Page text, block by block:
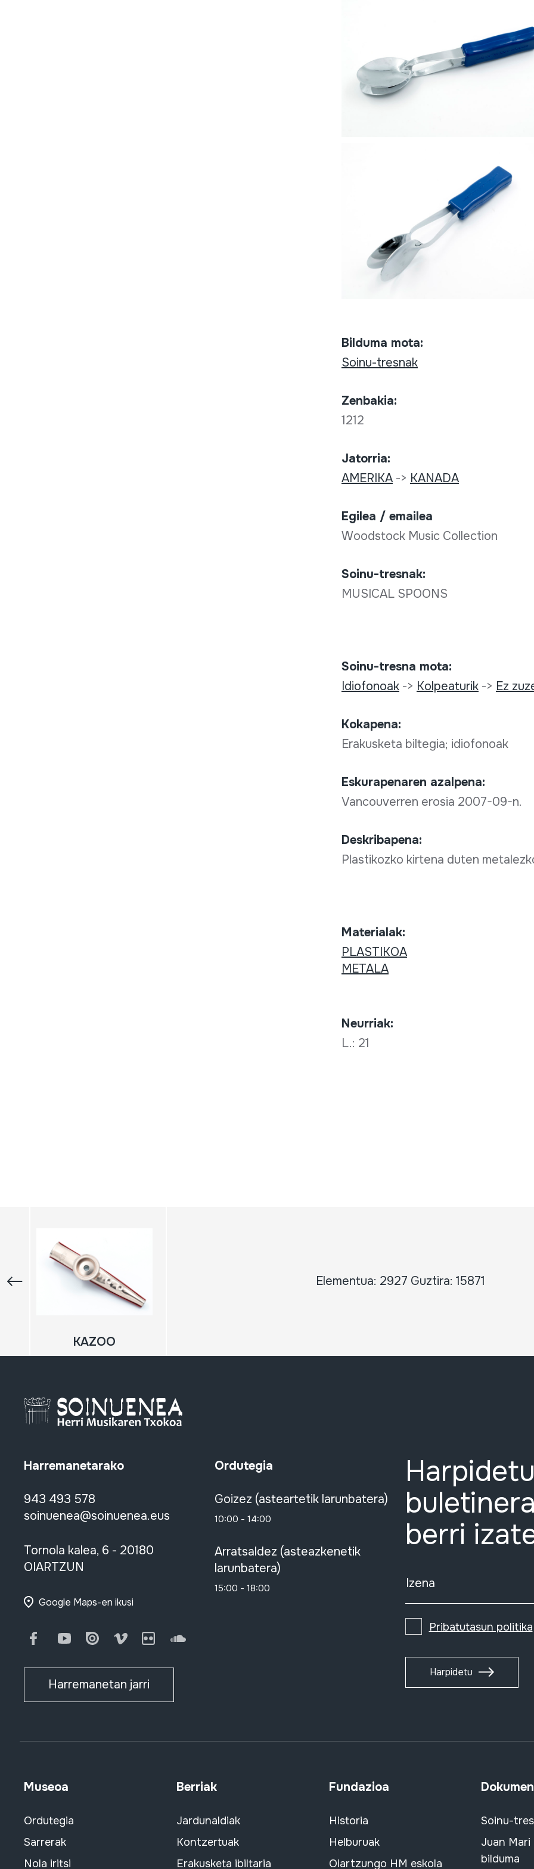
Bilduma mota:
Soinu-tresnak
Zenbakia:
1212
Jatorria:
AMERIKA-> KANADA
Egilea / emailea
Woodstock Music Collection
Soinu-tresnak:
MUSICAL SPOONS
Soinu-tresna mota:
Idiofonoak-> Kolpeaturik-> Ez
Kokapena:
Erakusketa biltegia; idiofonoak
Eskurapenaren azalpena:
Vancouverren erosia 2007-09-n.
Deskribapena:
Plastikozko kirtena duten
Materialak:
PLASTIKOA
METALA
Neurriak:
L.: 21
Elementua: 2927 Guztira: 15871
KAZOO
Harremanetarako
943 493 578
soinuenea@soinuenea.eus
Tornola kalea, 6 - 20180
OIARTZUN
Google Maps-en ikusi
FacebookYoutubeIssuu Vimeo FlickrSoundCloud
Harremanetan jarri
Ordutegia
Goizez (asteartetik larunbatera)
10:00 - 14:00
Arratsaldez (asteazkenetik
larunbatera)
15:00 - 18:00
berri
Izena
Pribatutasun politika
Harpidetu
Museoa
Ordutegia
Sarrerak
Nola iritsi
Berriak
Jardunaldiak
Kontzertuak
Erakusketa ibiltaria
Fundazioa
Historia
Helburuak
Oiartzungo HM eskola
Soinu-
Juan
bilduma